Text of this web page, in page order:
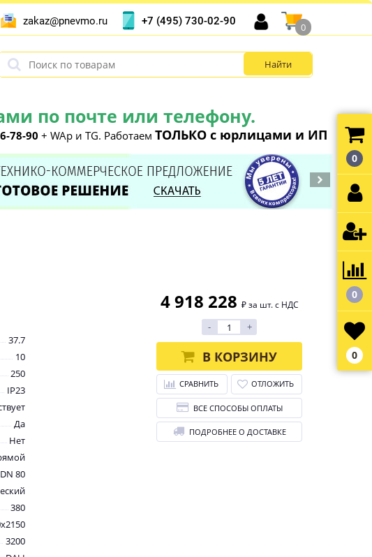
по почте или телефону.
78-90 + WAp и TG. Работаем ТОЛЬКО с юрлицами и ИП
zakaz@pnevmo.ru +7 (495) 730-02-90
0
37.7
10
250
IP23
Да
Нет
DN 80
380
3200
4 918 228 ₽ за шт. с НДС
- +
В КОРЗИНУ
СРАВНИТЬ ОТЛОЖИТЬ
ВСЕ СПОСОБЫ ОПЛАТЫ
ПОДРОБНЕЕ О ДОСТАВКЕ
0
0
0